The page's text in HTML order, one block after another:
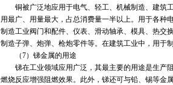
铜被广泛地应用于电气、轻工、机械制造、建筑工
用最广、用量最大，占总消费量一半以上。用于各种
制造工业阀门和配件、仪表、滑动轴承、模具、热交
制造子弹、炮弹、枪炮零件等。在建筑工业中，用于
（7）锑金属的用途
锑在工业领域应用广泛，其最主要的用途是生产阻
燃烧反应增强阻燃效果。此外，锑还可与铅、锡等金